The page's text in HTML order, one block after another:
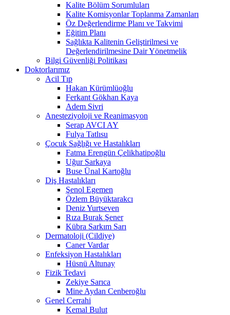
Kalite Bölüm Sorumluları
Kalite Komisyonlar Toplanma Zamanları
Öz Değerlendirme Planı ve Takvimi
Eğitim Planı
Sağlıkta Kalitenin Geliştirilmesi ve
Değerlendirilmesine Dair Yönetmelik
Bilgi Güvenliği Politikası
Doktorlarımız
Acil Tıp
Hakan Kürümlüoğlu
Ferkant Gökhan Kaya
Adem Sivri
Anesteziyoloji ve Reanimasyon
Serap AVCI AY
Fulya Tatlısu
Çocuk Sağlığı ve Hastalıkları
Fatma Erengün Çelikhatipoğlu
Uğur Sarkaya
Buse Ünal Kartoğlu
Diş Hastalıkları
Şenol Egemen
Özlem Büyüktarakcı
Deniz Yurtseven
Rıza Burak Şener
Kübra Sarkım Sarı
Dermatoloji (Cildiye)
Caner Vardar
Enfeksiyon Hastalıkları
Hüsnü Altunay
Fizik Tedavi
Zekiye Sarıca
Mine Aydan Cenberoğlu
Genel Cerrahi
Kemal Bulut